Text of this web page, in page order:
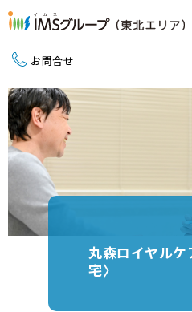
新卒採用（2027卒）
中途採用
地域活動
お問合せ
丸森ロイヤル
宅〉